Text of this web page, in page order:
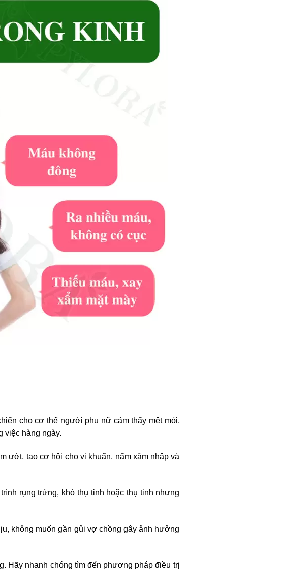
cho cơ thể người phụ nữ cảm thấy mệt mỏi,
việc hàng ngày.
ướt, tạo cơ hội cho vi khuẩn, nấm xâm nhập và
rụng trứng, khó thụ tinh hoặc thụ tinh nhưng
không muốn gần gủi vợ chồng gây ảnh hưởng
Hãy nhanh chóng tìm đến phương pháp điều trị